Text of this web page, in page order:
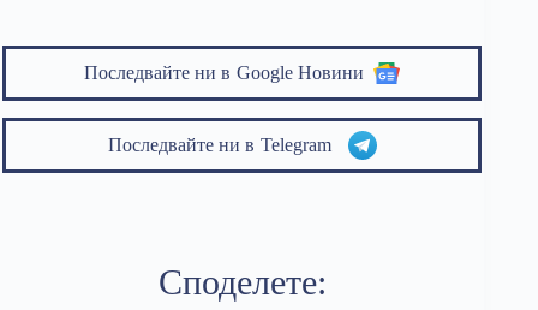
Последвайте ни в Google Новини
Последвайте ни в Telegram
Споделете: